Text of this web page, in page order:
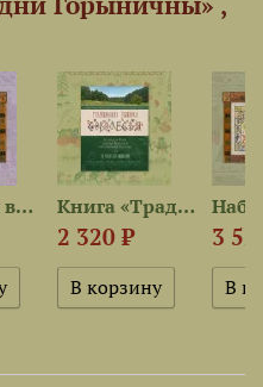
Набор для вышивания «Сказки... Книга «Традиционная вышивка...
2 320 ₽ 3